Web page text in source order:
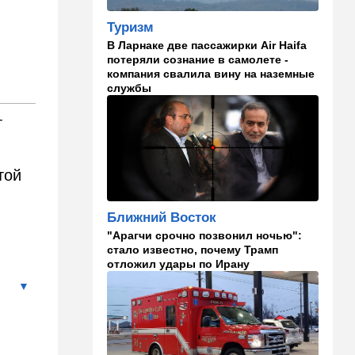
09:00 В мире
Детали инцидента в
аэропорту Лейпцига: чудо
спасло от чудовищного
взрыва
В мире
Подросток открыл огонь в
школе под Бангкоком:
погибли семь человек
07:55 Израиль
Израиль разрабатывает
собственный малозаметный
боевой беспилотник нового
поколения
07:50 Ближний Восток
Стоп Израилю, стоп
Америке: в Иране готовят
законопроект по Ормузу
Туризм
В Ларнаке две пассажирки Air Haifa
потеряли сознание в самолете -
компания свалила вину на наземные
службы
Ближний Восток
"Арагчи срочно позвонил ночью":
стало известно, почему Трамп
отложил удары по Ирану